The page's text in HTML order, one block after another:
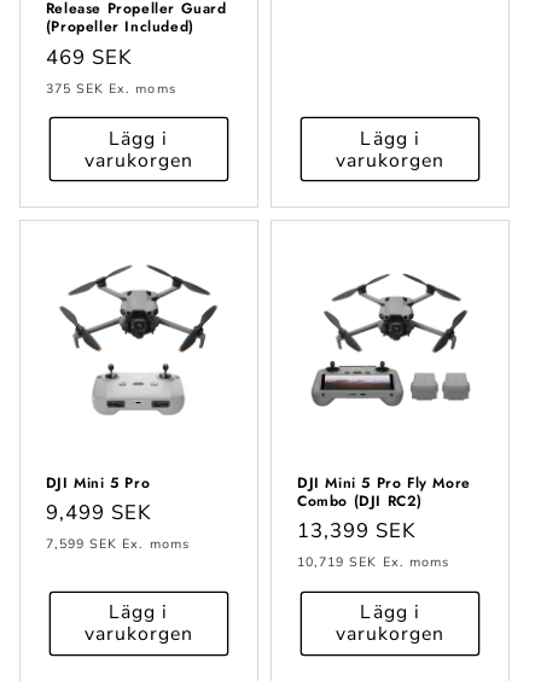
Release Propeller Guard
(Propeller Included)
Ordinarie
pris
469 SEK
375 SEK Ex. moms
Lägg i
varukorgen
Lägg i
varukorgen
DJI Mini 5 Pro
Ordinarie
pris
9,499 SEK
7,599 SEK Ex. moms
Lägg i
varukorgen
DJI Mini 5 Pro Fly More
Combo (DJI RC2)
Ordinarie
pris
13,399 SEK
10,719 SEK Ex. moms
Lägg i
varukorgen